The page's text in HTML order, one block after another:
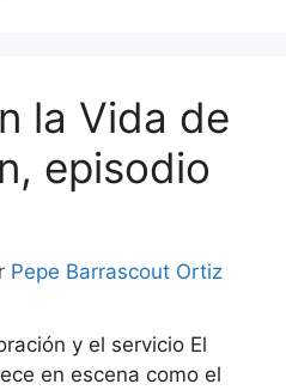
la Vida de
episodio
Pepe Barrascout Ortiz
y el servicio El
en escena como el